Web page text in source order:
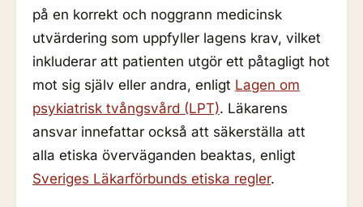
på en korrekt och noggrann medicinsk
utvärdering som uppfyller lagens krav, vilket
inkluderar att patienten utgör ett påtagligt hot
mot sig själv eller andra, enligt Lagen om
psykiatrisk tvångsvård (LPT). Läkarens
ansvar innefattar också att säkerställa att
alla etiska överväganden beaktas, enligt
Sveriges Läkarförbunds etiska regler.